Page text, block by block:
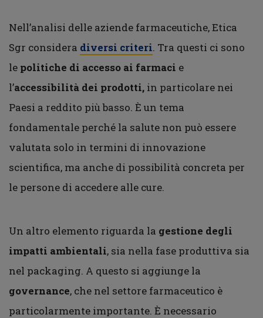
Nell’analisi delle aziende farmaceutiche, Etica
Sgr considera diversi criteri. Tra questi ci sono
le politiche di accesso ai farmaci e
l’accessibilità dei prodotti, in particolare nei
Paesi a reddito più basso. È un tema
fondamentale perché la salute non può essere
valutata solo in termini di innovazione
scientifica, ma anche di possibilità concreta per
le persone di accedere alle cure.
Un altro elemento riguarda la gestione degli
impatti ambientali, sia nella fase produttiva sia
nel packaging. A questo si aggiunge la
governance, che nel settore farmaceutico è
particolarmente importante. È necessario